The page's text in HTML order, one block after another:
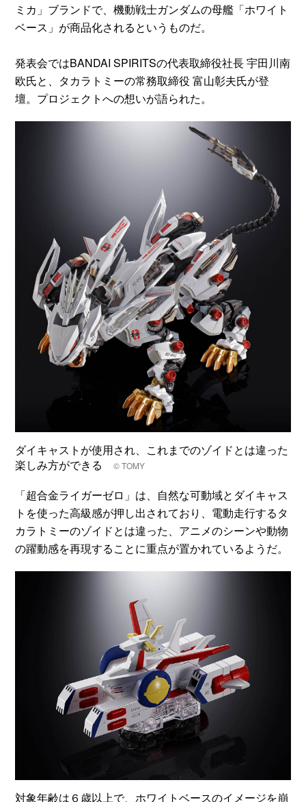
ミカ」ブランドで、機動戦士ガンダムの母艦「ホワイト
ベース」が商品化されるというものだ。
発表会ではBANDAI SPIRITSの代表取締役社長 宇田川南
欧氏と、タカラトミーの常務取締役 富山彰夫氏が登
壇。プロジェクトへの想いが語られた。
ダイキャストが使用され、これまでのゾイドとは違った
楽しみ方ができる© TOMY
「超合金ライガーゼロ」は、自然な可動域とダイキャス
トを使った高級感が押し出されており、電動走行するタ
カラトミーのゾイドとは違った、アニメのシーンや動物
の躍動感を再現することに重点が置かれているようだ。
対象年齢は６歳以上で、ホワイトベースのイメージを崩